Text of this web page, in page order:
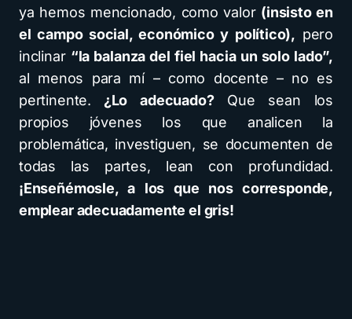
ya hemos mencionado, como valor (insisto en
el campo social, económico y político), pero
inclinar “la balanza del fiel hacia un solo lado”,
al menos para mí – como docente – no es
pertinente. ¿Lo adecuado?Que sean los
propios jóvenes los que analicen la
problemática, investiguen, se documenten de
todas las partes, lean con profundidad.
¡Enseñémosle, a los que nos corresponde,
emplear adecuadamente el gris!